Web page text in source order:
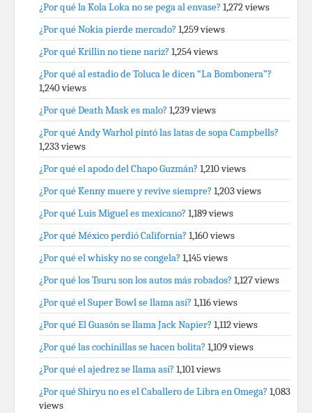
¿Por qué la Kola Loka no se pega al envase? 1,272 views
¿Por qué Nokia pierde mercado? 1,259 views
¿Por qué Krillin no tiene nariz? 1,254 views
¿Por qué al estadio de Toluca le dicen “La Bombonera”?
1,240 views
¿Por qué Death Mask es malo? 1,239 views
¿Por qué Andy Warhol pintó las latas de sopa Campbells?
1,233 views
¿Por qué el apodo del Chapo Guzmán? 1,210 views
¿Por qué Kenny muere y revive siempre? 1,203 views
¿Por qué Luis Miguel es mexicano? 1,189 views
¿Por qué México perdió California? 1,160 views
¿Por qué el whisky no se congela? 1,145 views
¿Por qué los Tsuru son los autos más robados? 1,127 views
¿Por qué el Super Bowl se llama así? 1,116 views
¿Por qué El Guasón se llama Jack Napier? 1,112 views
¿Por qué las cochinillas se hacen bolita? 1,109 views
¿Por qué el ajedrez se llama así? 1,101 views
¿Por qué Shiryu no es el Caballero de Libra en Omega? 1,083
views